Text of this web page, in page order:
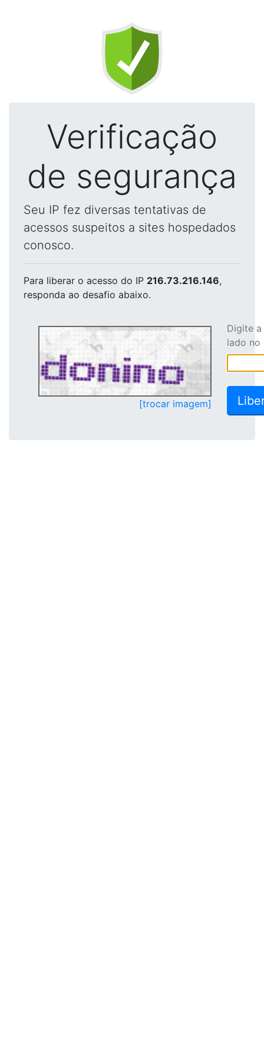
Verificação
de segurança
Seu IP fez diversas tentativas de
acessos suspeitos a sites hospedados
conosco.
Para liberar o acesso do IP 216.73.216.146,
responda ao desafio abaixo.
[trocar imagem]
Digite
lado no